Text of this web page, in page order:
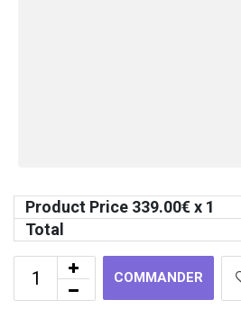
Product Price 339.00€ x 1
Total
COMMANDER